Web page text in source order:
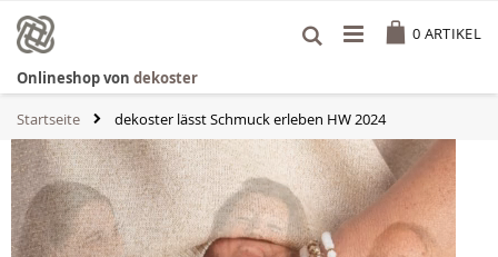
Inhalt
springen
0 ARTIKEL
Onlineshop von dekoster
Startseite dekoster lässt Schmuck erleben HW 2024